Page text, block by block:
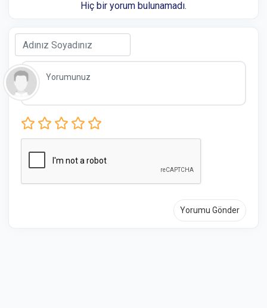
Hiç bir yorum bulunamadı.
Yorumu Gönder